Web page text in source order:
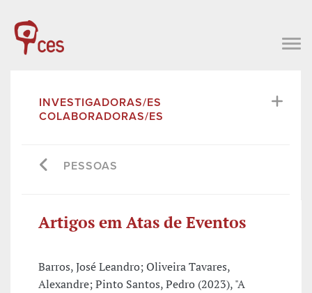
INVESTIGADORAS/ES
COLABORADORAS/ES
PESSOAS
Artigos em Atas de Eventos
Barros, José Leandro; Oliveira Tavares,
Alexandre; Pinto Santos, Pedro (2023), "A